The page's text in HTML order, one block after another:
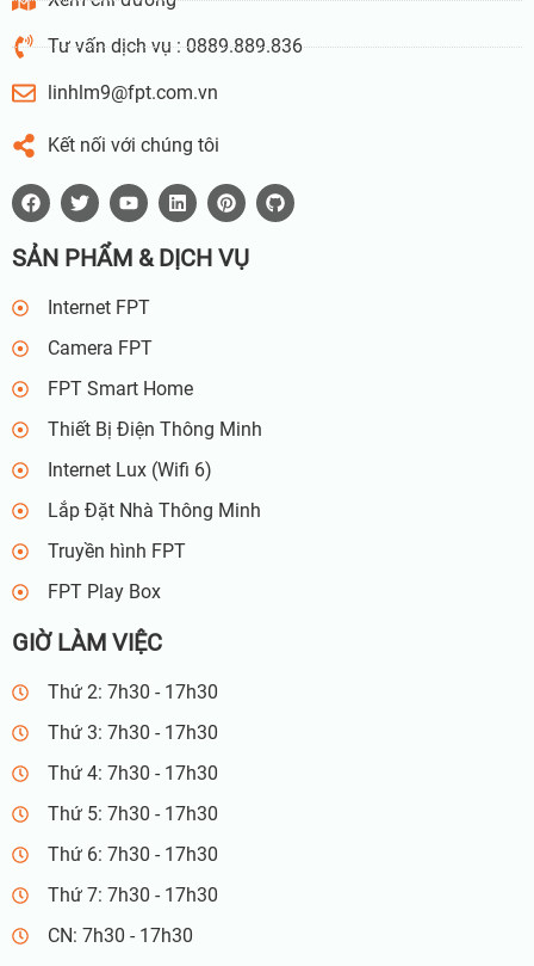
Tư vấn dịch vụ : 0889.889.836
linhlm9@fpt.com.vn
Kết nối với chúng tôi
SẢN PHẨM & DỊCH VỤ
Internet FPT
Camera FPT
FPT Smart Home
Thiết Bị Điện Thông Minh
Internet Lux (Wifi 6)
Lắp Đặt Nhà Thông Minh
Truyền hình FPT
FPT Play Box
GIỜ LÀM VIỆC
Thứ 2: 7h30 - 17h30
Thứ 3: 7h30 - 17h30
Thứ 4: 7h30 - 17h30
Thứ 5: 7h30 - 17h30
Thứ 6: 7h30 - 17h30
Thứ 7: 7h30 - 17h30
CN: 7h30 - 17h30